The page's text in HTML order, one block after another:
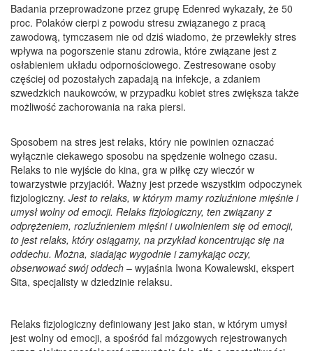
Badania przeprowadzone przez grupę Edenred wykazały, że 50
proc. Polaków cierpi z powodu stresu związanego z pracą
zawodową, tymczasem nie od dziś wiadomo, że przewlekły stres
wpływa na pogorszenie stanu zdrowia, które związane jest z
osłabieniem układu odpornościowego. Zestresowane osoby
częściej od pozostałych zapadają na infekcje, a zdaniem
szwedzkich naukowców, w przypadku kobiet stres zwiększa także
możliwość zachorowania na raka piersi.
Sposobem na stres jest relaks, który nie powinien oznaczać
wyłącznie ciekawego sposobu na spędzenie wolnego czasu.
Relaks to nie wyjście do kina, gra w piłkę czy wieczór w
towarzystwie przyjaciół. Ważny jest przede wszystkim odpoczynek
fizjologiczny. Jest to relaks, w którym mamy rozluźnione mięśnie i
umysł wolny od emocji. Relaks fizjologiczny, ten związany z
odprężeniem, rozluźnieniem mięśni i uwolnieniem się od emocji,
to jest relaks, który osiągamy, na przykład koncentrując się na
oddechu. Można, siadając wygodnie i zamykając oczy,
obserwować swój oddech – wyjaśnia Iwona Kowalewski, ekspert
Sita, specjalisty w dziedzinie relaksu.
Relaks fizjologiczny definiowany jest jako stan, w którym umysł
jest wolny od emocji, a spośród fal mózgowych rejestrowanych